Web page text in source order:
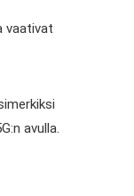
vaativat
avulla.